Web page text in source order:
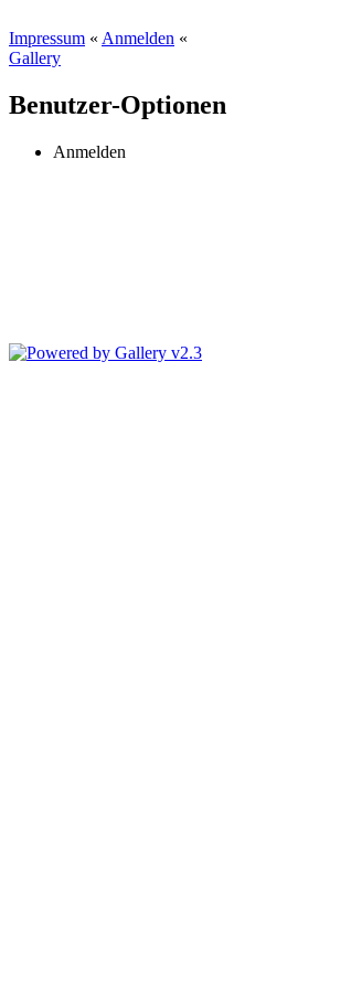
Impressum « Anmelden «
Gallery
Benutzer-Optionen
Anmelden